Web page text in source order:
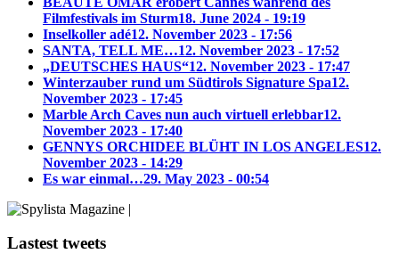
Filmfestivals im Sturm18. June 2024 - 19:19
Inselkoller adé12. November 2023 - 17:56
SANTA, TELL ME…12. November 2023 - 17:52
„DEUTSCHES HAUS“12. November 2023 - 17:47
Winterzauber rund um Südtirols Signature Spa12.
November 2023 - 17:45
Marble Arch Caves nun auch virtuell erlebbar12.
November 2023 - 17:40
GENNYS ORCHIDEE BLÜHT IN LOS ANGELES12.
November 2023 - 14:29
Es war einmal…29. May 2023 - 00:54
Lastest tweets